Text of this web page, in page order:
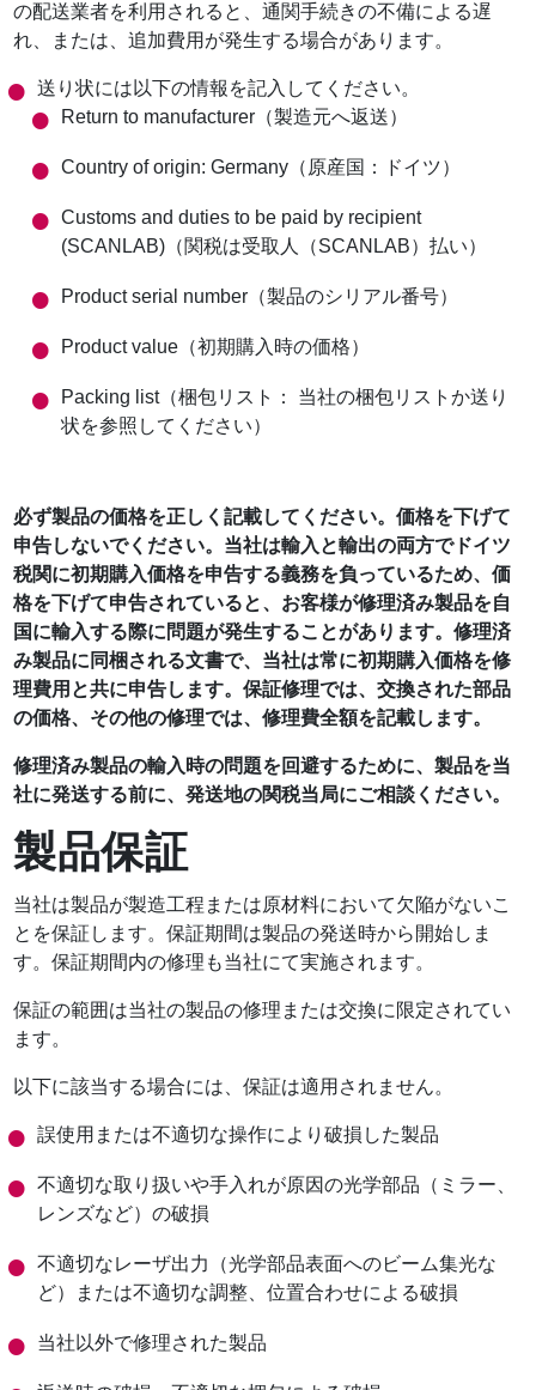
の配送業者を利用されると、通関手続きの不備による遅
れ、または、追加費用が発生する場合があります。
送り状には以下の情報を記入してください。
Return to manufacturer（製造元へ返送）
Country of origin: Germany（原産国：ドイツ）
Customs and duties to be paid by recipient
(SCANLAB)（関税は受取人（SCANLAB）払い）
Product serial number（製品のシリアル番号）
Product value（初期購入時の価格）
Packing list（梱包リスト： 当社の梱包リストか送り
状を参照してください）
必ず製品の価格を正しく記載してください。価格を下げて
申告しないでください。当社は輸入と輸出の両方でドイツ
税関に初期購入価格を申告する義務を負っているため、価
格を下げて申告されていると、お客様が修理済み製品を自
国に輸入する際に問題が発生することがあります。修理済
み製品に同梱される文書で、当社は常に初期購入価格を修
理費用と共に申告します。保証修理では、交換された部品
の価格、その他の修理では、修理費全額を記載します。
修理済み製品の輸入時の問題を回避するために、製品を当
社に発送する前に、発送地の関税当局にご相談ください。
製品保証
当社は製品が製造工程または原材料において欠陥がないこ
とを保証します。保証期間は製品の発送時から開始しま
す。保証期間内の修理も当社にて実施されます。
保証の範囲は当社の製品の修理または交換に限定されてい
ます。
以下に該当する場合には、保証は適用されません。
誤使用または不適切な操作により破損した製品
不適切な取り扱いや手入れが原因の光学部品（ミラー、
レンズなど）の破損
不適切なレーザ出力（光学部品表面へのビーム集光な
ど）または不適切な調整、位置合わせによる破損
当社以外で修理された製品